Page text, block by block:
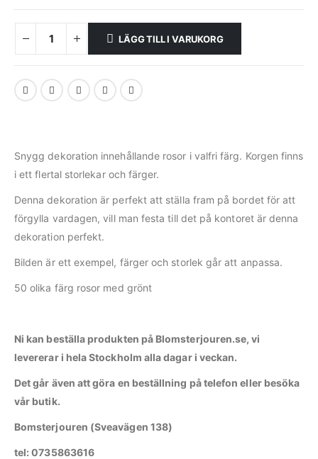
LÄGG TILL I VARUKORG
Snygg dekoration innehållande rosor i valfri färg. Korgen finns
i ett flertal storlekar och färger.
Denna dekoration är perfekt att ställa fram på bordet för att
förgylla vardagen, vill man festa till det på kontoret är denna
dekoration perfekt.
Bilden är ett exempel, färger och storlek går att anpassa.
50 olika färg rosor med grönt
Ni kan beställa produkten på Blomsterjouren.se, vi
levererar i hela Stockholm alla dagar i veckan.
Det går även att göra en beställning på telefon eller besöka
vår butik.
Bomsterjouren (Sveavägen 138)
tel: 0735863616